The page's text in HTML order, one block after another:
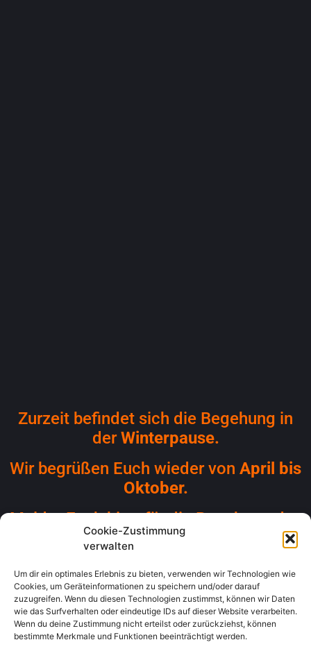
Cookie-Zustimmung
verwalten
Um dir ein optimales Erlebnis zu bieten, verwenden wir Technologien wie
Cookies, um Geräteinformationen zu speichern und/oder darauf
zuzugreifen. Wenn du diesen Technologien zustimmst, können wir Daten
wie das Surfverhalten oder eindeutige IDs auf dieser Website verarbeiten.
Wenn du deine Zustimmung nicht erteilst oder zurückziehst, können
bestimmte Merkmale und Funktionen beeinträchtigt werden.
Zurzeit befindet sich die Begehung in
derWinterpause.
Wir begrüßen Euch wieder von April bis
Oktober.
Meldet Euch bitte für die Begehung des
Erinnerungsortes vorab an.
weiteren technischen Geräte erforderlich.
Redaktion & Text: Katja Kettner / App-Entwicklung &
Overhead IT: Markus Schubert / Digitalisierung &